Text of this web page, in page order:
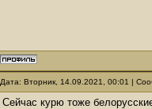
Дата: Вторник, 14.09.2021, 00:01 |
Сейчас курю тоже